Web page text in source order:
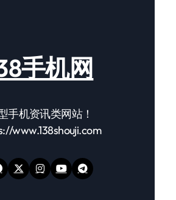
手机网
手机资讯类网站！
www.138shouji.com